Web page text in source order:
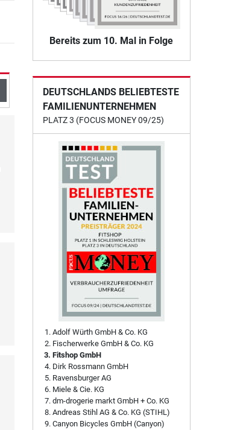
Bereits zum 10. Mal in Folge
DEUTSCHLANDS BELIEBTESTE
FAMILIENUNTERNEHMEN
PLATZ 3 (FOCUS MONEY 09/25)
Adolf Würth GmbH & Co. KG
Fischerwerke GmbH & Co. KG
Fitshop GmbH
Dirk Rossmann GmbH
Ravensburger AG
Miele & Cie. KG
dm-drogerie markt GmbH + Co. KG
Andreas Stihl AG & Co. KG (STIHL)
Canyon Bicycles GmbH (Canyon)